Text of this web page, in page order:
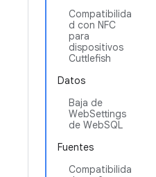
Compatibilida
d con NFC
para
dispositivos
Cuttlefish
Datos
Baja de
WebSettings
de WebSQL
Fuentes
Compatibilida